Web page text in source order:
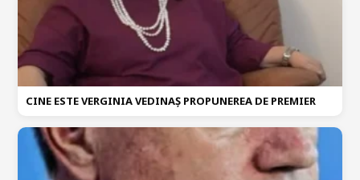
CINE ESTE VERGINIA VEDINAȘ PROPUNEREA DE PREMIER